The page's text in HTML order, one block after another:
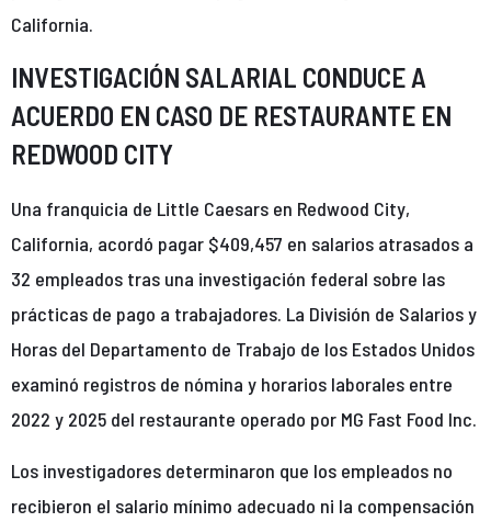
California.
INVESTIGACIÓN SALARIAL CONDUCE A
ACUERDO EN CASO DE RESTAURANTE EN
REDWOOD CITY
Una franquicia de Little Caesars en Redwood City,
California, acordó pagar $409,457 en salarios atrasados a
32 empleados tras una investigación federal sobre las
prácticas de pago a trabajadores. La División de Salarios y
Horas del Departamento de Trabajo de los Estados Unidos
examinó registros de nómina y horarios laborales entre
2022 y 2025 del restaurante operado por MG Fast Food Inc.
Los investigadores determinaron que los empleados no
recibieron el salario mínimo adecuado ni la compensación